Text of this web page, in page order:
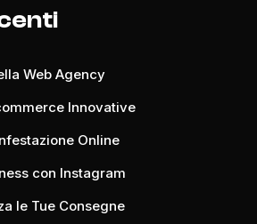
Web Agency
Innovative
Online
con Instagram
le Tue Consegne